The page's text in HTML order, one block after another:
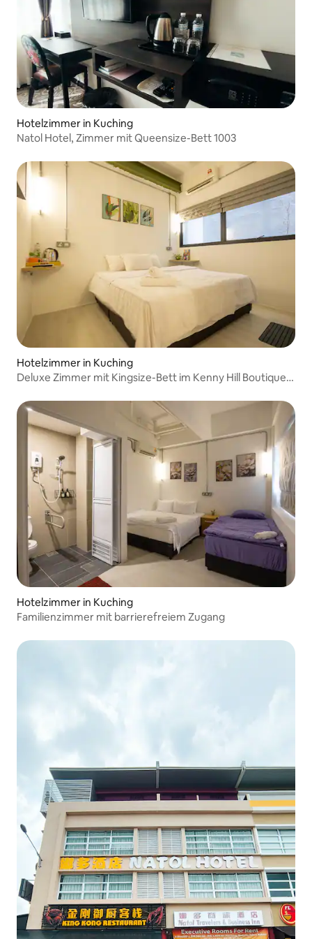
Hotelzimmer in Kuching
Natol Hotel, Zimmer mit Queensize-Bett 1003
Hotelzimmer in Kuching
Deluxe Zimmer mit Kingsize-Bett im Kenny Hill Boutique
Hotelzimmer in Kuching
Familienzimmer mit barrierefreiem Zugang